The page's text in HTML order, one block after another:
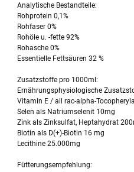
Analytische Bestandteile:
Rohprotein 0,1%
Rohfaser 0%
Rohöle u. -fette 92%
Rohasche 0%
Essentielle Fettsäuren 32 %
Zusatzstoffe pro 1000ml:
Ernährungsphysiologische
Vitamin E / all rac-alpha-
Selen als Natriumselenit 10mg
Zink als Zinksulfat, Heptahydrat
Biotin als D(+)-Biotin 16 mg
Lecithine 25.000mg
Fütterungsempfehlung: